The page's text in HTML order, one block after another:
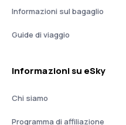
Informazioni sul bagaglio
Guide di viaggio
Informazioni su eSky
Chi siamo
Programma di affiliazione